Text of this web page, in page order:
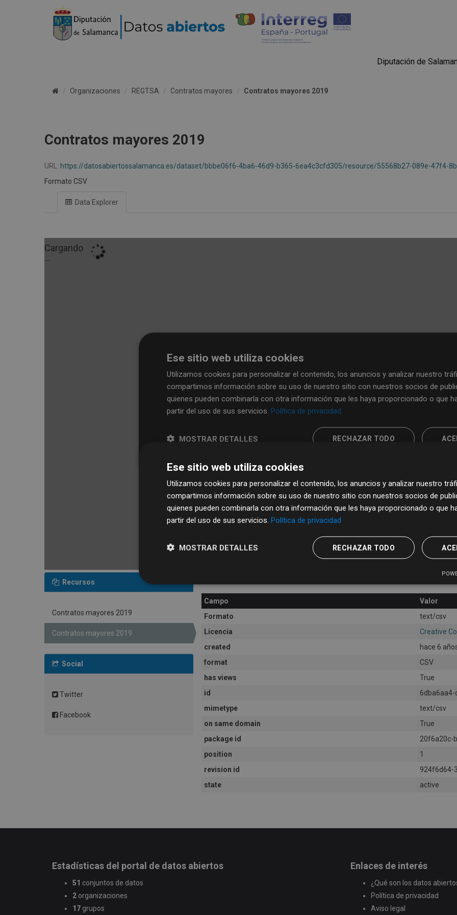
Diputación de
Organizaciones REGTSA Contratos mayores Contratos mayores 2019
Contratos mayores 2019
URL: https://datosabiertossalamanca.es/dataset/bbbe06f6-4ba6-46d9-b365-6ea4c3cfd305/resource/55568b27-089e-47f4-
Formato CSV
Data Explorer
Recursos
Contratos mayores 2019
Contratos mayores 2019
Social
Twitter
Facebook
Campo
Valor
Formato
text/csv
Licencia
Creative
created
hace 6
format
CSV
has views
True
id
mimetype
text/csv
on same domain
True
package id
20f6a20c-
position
1
revision id
924f6d64-
state
active
Estadísticas del portal de datos abiertos
51 conjuntos de datos
2 organizaciones
17 grupos
Enlaces de interés
¿Qué son los datos
Política de privacidad
Aviso legal
Ese sitio web utiliza cookies
Utilizamos cookies para personalizar el contenido, los anuncios y analizar nuestro
compartimos información sobre su uso de nuestro sitio con nuestros socios de
quienes pueden combinarla con otra información que les haya proporcionado o que
partir del uso de sus servicios. Política de privacidad
RECHAZAR TODO
MOSTRAR DETALLES